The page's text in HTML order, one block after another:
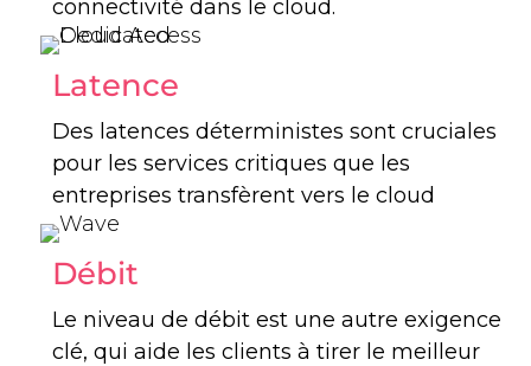
connectivité dans le cloud.
Latence
Des latences déterministes sont cruciales
pour les services critiques que les
entreprises transfèrent vers le cloud
Débit
Le niveau de débit est une autre exigence
clé, qui aide les clients à tirer le meilleur